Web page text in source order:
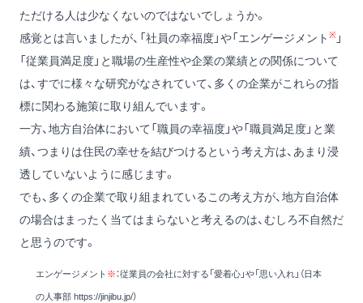
ただける人は少なくないのではないでしょうか。
感覚とは言いましたが、「社員の幸福度」や「エンゲージメント ※ 」
「従業員満足度」と職場の生産性や企業の業績との関係について
は、すでに様々な研究がなされていて、多くの企業がこれらの指
標に関わる施策に取り組んでいます。
一方、地方自治体において「職員の幸福度」や「職員満足度」と業
績、つまりは住民の幸せを結びつけるという考え方は、あまり浸
透していないように感じます。
でも、多くの企業で取り組まれているこの考え方が、地方自治体
の場合はまったく当てはまらないと考えるのは、むしろ不自然だ
と思うのです。
エンゲージメント ※：従業員の会社に対する「愛着心」や「思い入れ」（日本
の人事部 https://jinjibu.jp/）